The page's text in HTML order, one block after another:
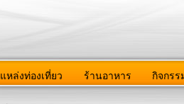
แหล่งท่องเที่ยว ร้านอาหาร กิจกรร